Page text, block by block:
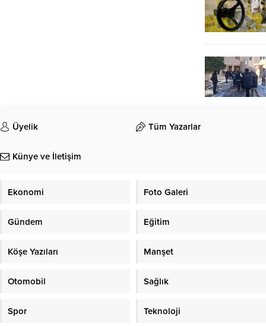
Üyelik Tüm Yazarlar
Künye ve İletişim
Ekonomi Foto Galeri
Gündem Eğitim
Köşe Yazıları Manşet
Otomobil Sağlık
Spor Teknoloji